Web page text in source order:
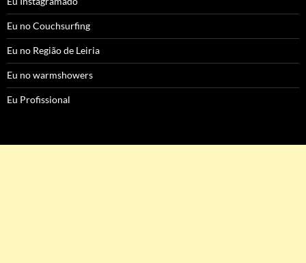
Eu no Couchsurfing
Eu no Região de Leiria
Eu no warmshowers
Eu Profissional